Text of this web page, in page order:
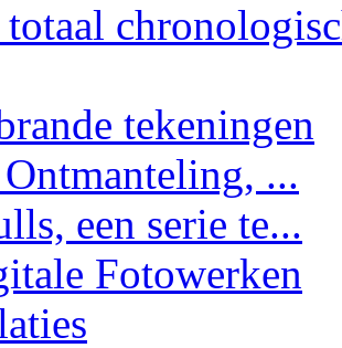
tekeningen
...
een serie te...
Fotowerken